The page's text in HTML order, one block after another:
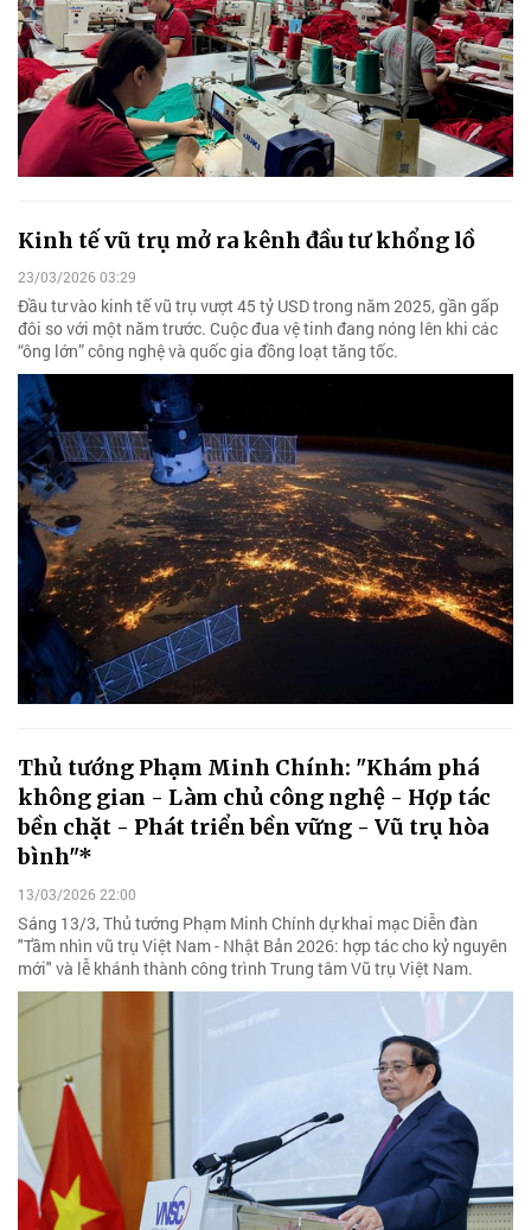
Kinh tế vũ trụ mở ra kênh đầu tư khổng lồ
23/03/2026 03:29
Đầu tư vào kinh tế vũ trụ vượt 45 tỷ USD trong năm 2025, gần gấp
đôi so với một năm trước. Cuộc đua vệ tinh đang nóng lên khi các
“ông lớn” công nghệ và quốc gia đồng loạt tăng tốc.
Thủ tướng Phạm Minh Chính: "Khám phá
không gian - Làm chủ công nghệ - Hợp tác
bền chặt - Phát triển bền vững - Vũ trụ hòa
bình"*
13/03/2026 22:00
Sáng 13/3, Thủ tướng Phạm Minh Chính dự khai mạc Diễn đàn
"Tầm nhìn vũ trụ Việt Nam - Nhật Bản 2026: hợp tác cho kỷ nguyên
mới" và lễ khánh thành công trình Trung tâm Vũ trụ Việt Nam.